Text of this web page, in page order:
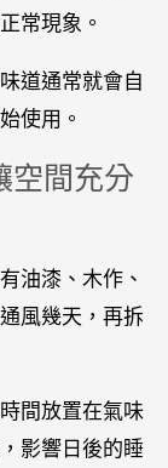
常現象。
道通常就會自
使用。
空間充分
油漆、木作、
風幾天，再拆
間放置在氣味
影響日後的睡